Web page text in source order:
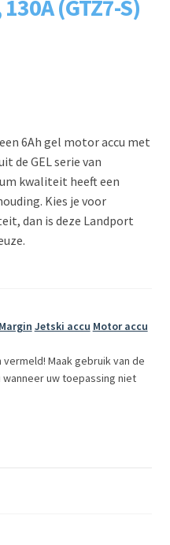
130A (GTZ7-S)
6Ah gel motor accu met
de GEL serie van
kwaliteit heeft een
Kies je voor
dan is deze Landport
Jetski accu Motor accu
Maak gebruik van de
uw toepassing niet